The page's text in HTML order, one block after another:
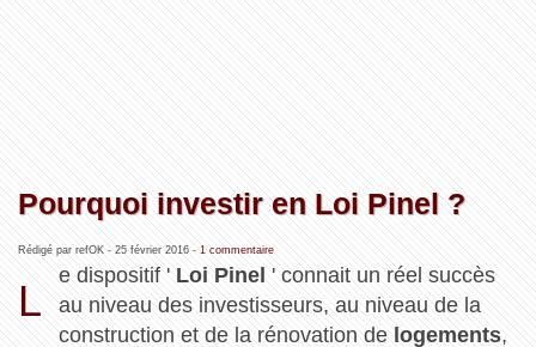
Pourquoi investir en Loi Pinel ?
Rédigé par refOK - 25 février 2016- 1 commentaire
L
e dispositif ' Loi Pinel ' connait un réel succès
au niveau des investisseurs, au niveau de la
construction et de la rénovation de logements,